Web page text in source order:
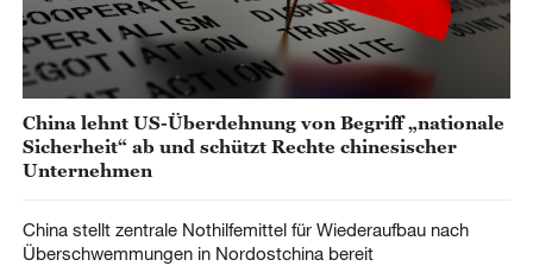
China lehnt US-Überdehnung von Begriff „nationale
Sicherheit“ ab und schützt Rechte chinesischer
Unternehmen
China stellt zentrale Nothilfemittel für Wiederaufbau nach
Überschwemmungen in Nordostchina bereit